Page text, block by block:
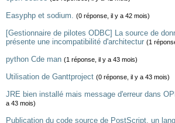
Easyphp et sodium. (0 réponse, il y a 42 mois)
[Gestionnaire de pilotes ODBC] La source de
présente une incompatibilité d'architectur (1
python Cde man (1 réponse, il y a 43 mois)
Utilisation de Ganttproject (0 réponse, il y a 43 mois)
JRE bien installé mais message d'erreur dans
a 43 mois)
Publication du code source de PostScript, un